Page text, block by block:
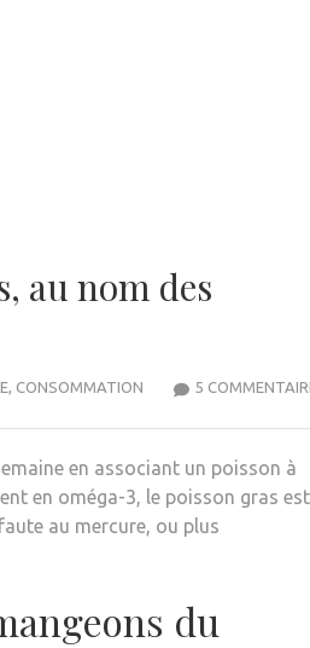
au nom des
5
, CONSOMMATION
en associant un poisson à
en oméga-3, le poisson gras est
au mercure, ou plus
du